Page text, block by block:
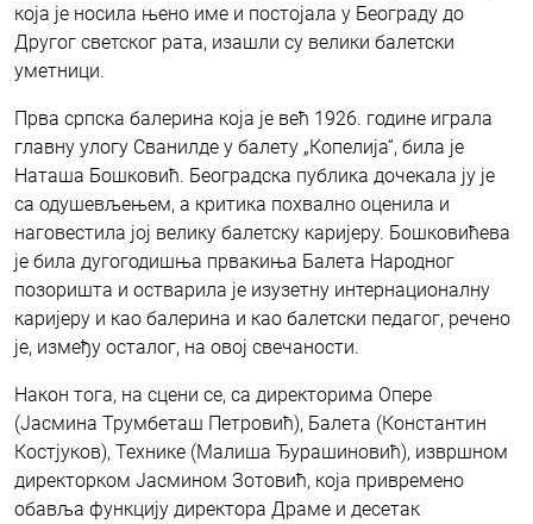
која је носила њено име и постојала у Београду до
Другог светског рата, изашли су велики балетски
уметници.
Прва српска балерина која је већ 1926. године играла
главну улогу Сванилде у балету „Копелија“, била је
Наташа Бошковић. Београдска публика дочекала ју је
са одушевљењем, а критика похвално оценила и
наговестила јој велику балетску каријеру. Бошковићева
је била дугогодишња првакиња Балета Народног
позоришта и остварила је изузетну интернационалну
каријеру и као балерина и као балетски педагог, речено
је, између осталог, на овој свечаности.
Након тога, на сцени се, са директорима Опере
(Јасмина Трумбеташ Петровић), Балета (Константин
Костјуков), Технике (Малиша Ђурашиновић), извршном
директорком Јасмином Зотовић, која привремено
обавља функцију директора Драме и десетак